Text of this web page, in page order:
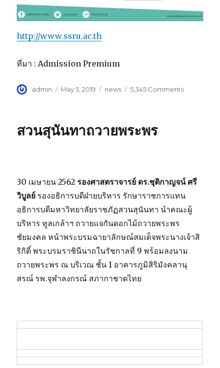
http://www.ssru.ac.th
ที่มา : Admission Premium
Author
admin
Posted
May 5, 2019 Categories
news 5,345 Comments
ไว้
ใน
อันดับ
รอบ
3
มาก
สวนสุนันทาถวายพระพร
30 เมษายน 2562 รองศาสตราจารย์ ดร.ชุติกาญจน์ ศรี
วิบูลย์ รองอธิการบดีฝ่ายบริหาร รักษาราชการแทน
อธิการบดีมหาวิทยาลัยราชภัฏสวนสุนันทา นำคณะผู้
บริหาร ทูลเกล้าฯ ถวายแจกันดอกไม้ถวายพระพร
ชัยมงคล หน้าพระบรมฉายาลักษณ์สมเด็จพระนางเจ้าสิ
ริกิติ์ พระบรมราชินีนาถในรัชกาลที่ 9 พร้อมลงนาม
ถวายพระพร ณ บริเวณ ชั้น 1 อาคารภูมิสิริมังคลานุ
สรณ์ รพ.จุฬาลงกรณ์ สภากาชาดไทย